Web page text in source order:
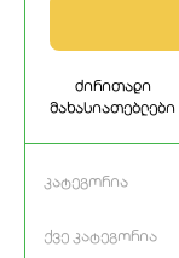
ძირითადი
მახასიათებლები
კატეგორია
ქვე კატეგორია